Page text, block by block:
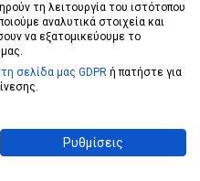
τη λειτουργία του ιστότοπου
αναλυτικά στοιχεία και
να εξατομικεύουμε το
σελίδα μας GDPR ή πατήστε για
Ρυθμίσεις